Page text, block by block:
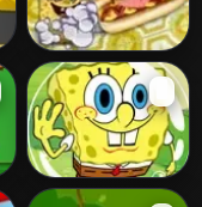
Elbow Grease